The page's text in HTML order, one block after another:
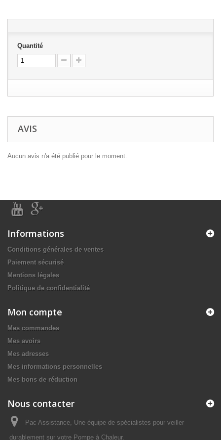
Quantité
AVIS
Aucun avis n'a été publié pour le moment.
Informations
Conditions générales de ventes
Paiement sécurisé
Mentions légales
Politique de confidentialité
Mon compte
Mes commandes
Mes avoirs
Mes adresses
Mes informations personnelles
Mes bons de réduction
Nous contacter
Pac Assistance, Une équipe de spécialistes pour veiller
durablement sur votre Pompe à Chaleur.